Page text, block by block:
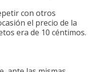
con otros
el precio de la
era de 10 céntimos.